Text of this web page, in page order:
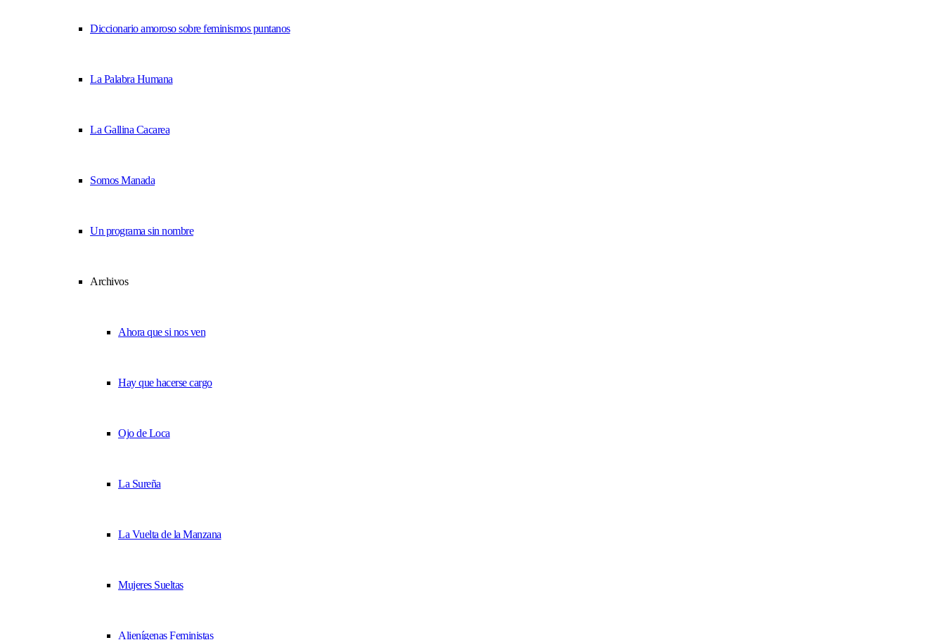
Diccionario amoroso sobre feminismos puntanos
La Palabra Humana
La Gallina Cacarea
Somos Manada
Un programa sin nombre
Archivos
Ahora que si nos ven
Hay que hacerse cargo
Ojo de Loca
La Sureña
La Vuelta de la Manzana
Mujeres Sueltas
Alienígenas Feministas